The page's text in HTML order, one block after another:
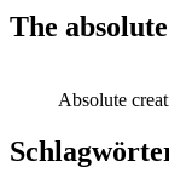
The
Absolute